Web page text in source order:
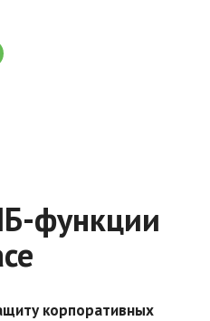
функции
корпоративных